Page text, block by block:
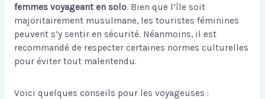
femmes voyageant en solo. Bien que l’île soit
majoritairement musulmane, les touristes féminines
peuvent s’y sentir en sécurité. Néanmoins, il est
recommandé de respecter certaines normes culturelles
pour éviter tout malentendu.
Voici quelques conseils pour les voyageuses :